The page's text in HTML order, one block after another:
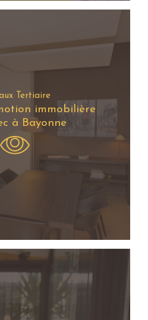
Tertiaire
immobilière
à Bayonne